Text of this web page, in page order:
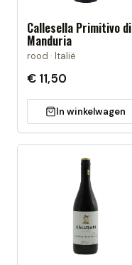
Callesella Primitivo di
Manduria
rood · Italië
€ 11,50
In winkelwagen